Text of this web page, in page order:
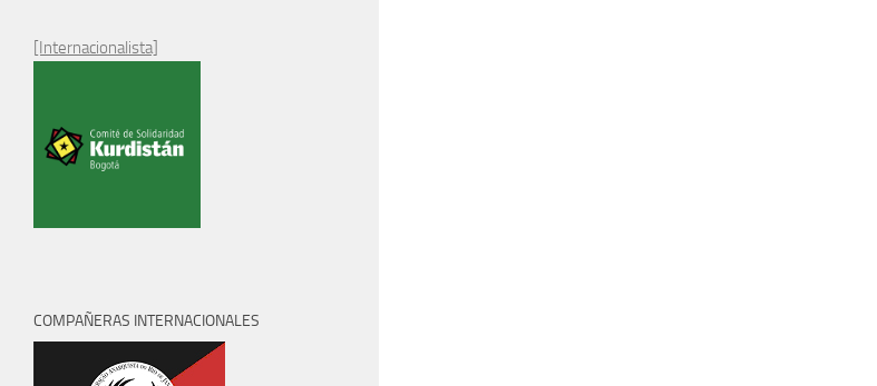
[Internacionalista]
COMPAÑERAS INTERNACIONALES